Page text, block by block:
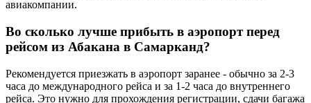
авиакомпании.
Во сколько лучше прибыть в аэропорт перед
рейсом из Абакана в Самарканд?
Рекомендуется приезжать в аэропорт заранее - обычно за 2-3
часа до международного рейса и за 1-2 часа до внутреннего
рейса. Это нужно для прохождения регистрации, сдачи багажа